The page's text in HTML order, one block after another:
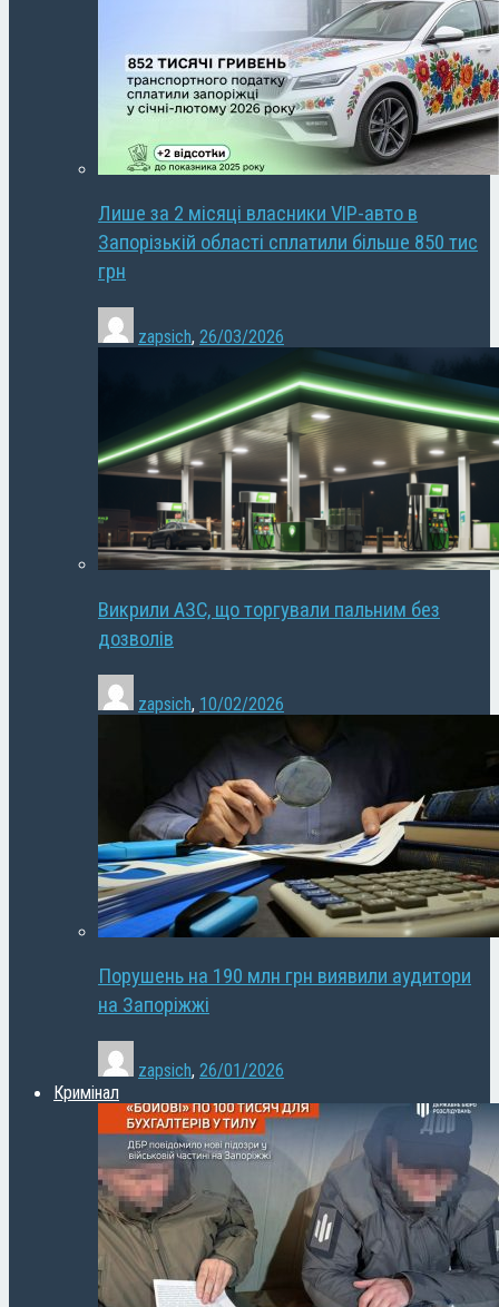
Лише за 2 місяці власники VIP-авто в
Запорізькій області сплатили більше 850 тис
грн
zapsich, 26/03/2026
Викрили АЗС, що торгували пальним без
дозволів
zapsich, 10/02/2026
Порушень на 190 млн грн виявили аудитори
на Запоріжжі
zapsich, 26/01/2026
Кримінал